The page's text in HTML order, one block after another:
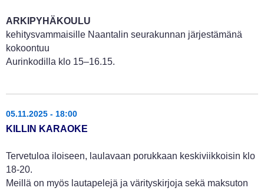
ARKIPYHÄKOULU
kehitysvammaisille Naantalin seurakunnan järjestämänä
kokoontuu
Aurinkodilla klo 15–16.15.
05.11.2025 - 18:00
KILLIN KARAOKE
Tervetuloa iloiseen, laulavaan porukkaan keskiviikkoisin klo
18-20.
Meillä on myös lautapelejä ja värityskirjoja sekä maksuton